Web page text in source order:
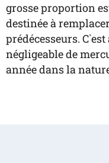
grosse proportion
destinée à
prédécesseurs.
négligeable de
année dans la